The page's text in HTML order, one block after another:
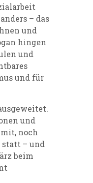
– das
und
hingen
und
und für
und
noch
– und
beim